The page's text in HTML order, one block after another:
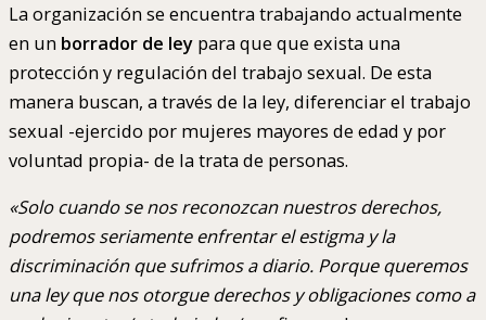
La organización se encuentra trabajando actualmente
en un borrador de ley para que que exista una
protección y regulación del trabajo sexual. De esta
manera buscan, a través de la ley, diferenciar el trabajo
sexual -ejercido por mujeres mayores de edad y por
voluntad propia- de la trata de personas.
«Solo cuando se nos reconozcan nuestros derechos,
podremos seriamente enfrentar el estigma y la
discriminación que sufrimos a diario. Porque queremos
una ley que nos otorgue derechos y obligaciones como a